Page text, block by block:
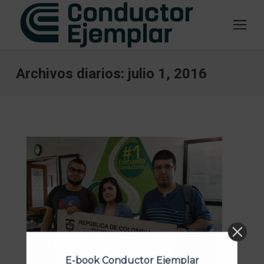
Archivos diarios: julio 1, 2016
E-book Conductor Ejemplar